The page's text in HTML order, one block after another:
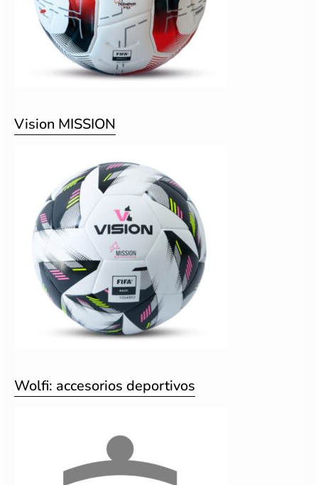
Vision MISSION
Wolfi: accesorios deportivos